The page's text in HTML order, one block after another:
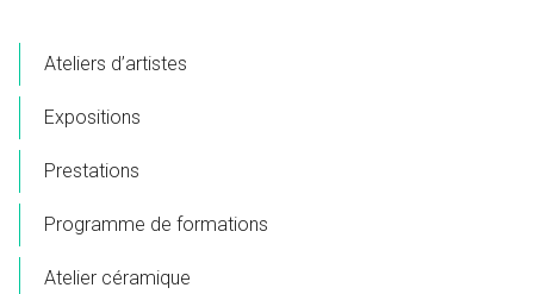
Ateliers d’artistes
Expositions
Prestations
Programme de formations
Atelier céramique